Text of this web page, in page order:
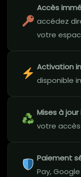
Accès
accédez
votre
Activation
disponible
Mises à
votre
Paiement
Pay,